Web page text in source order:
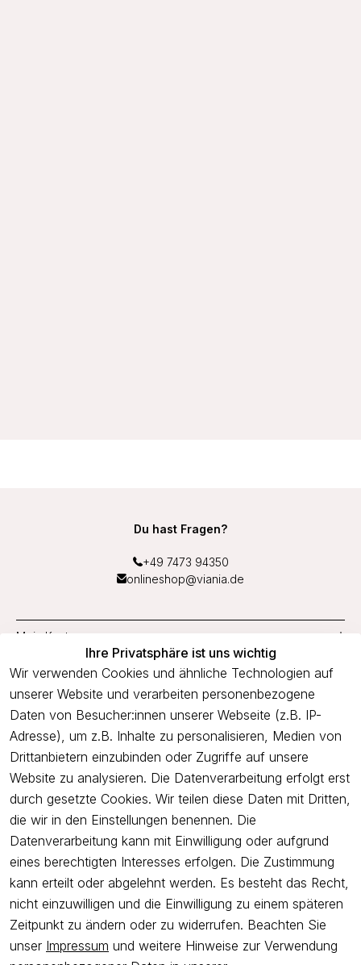
Ihre Privatsphäre ist uns wichtig
Wir verwenden Cookies und ähnliche Technologien auf
unserer Website und verarbeiten personenbezogene
Daten von Besucher:innen unserer Webseite (z.B. IP-
Adresse), um z.B. Inhalte zu personalisieren, Medien von
Drittanbietern einzubinden oder Zugriffe auf unsere
Website zu analysieren. Die Datenverarbeitung erfolgt erst
durch gesetzte Cookies. Wir teilen diese Daten mit Dritten,
die wir in den Einstellungen benennen. Die
Datenverarbeitung kann mit Einwilligung oder aufgrund
eines berechtigten Interesses erfolgen. Die Zustimmung
kann erteilt oder abgelehnt werden. Es besteht das Recht,
nicht einzuwilligen und die Einwilligung zu einem späteren
Zeitpunkt zu ändern oder zu widerrufen. Beachten Sie
unser Impressum und weitere Hinweise zur Verwendung
Du hast Fragen?
+49 7473 94350
onlineshop@viania.de
Mein Konto
Service
Unternehmen
Newsletter
Freue dich über 5€ Rabatt bei deiner nächsten Bestellung und
profitiere von Angeboten.
Newsletter abonnieren
Ich bestätige hiermit, dass ich die Datenschutzerklärung
gelesen
habe. Ich kann meine Einwilligung jederzeit widerrufen.